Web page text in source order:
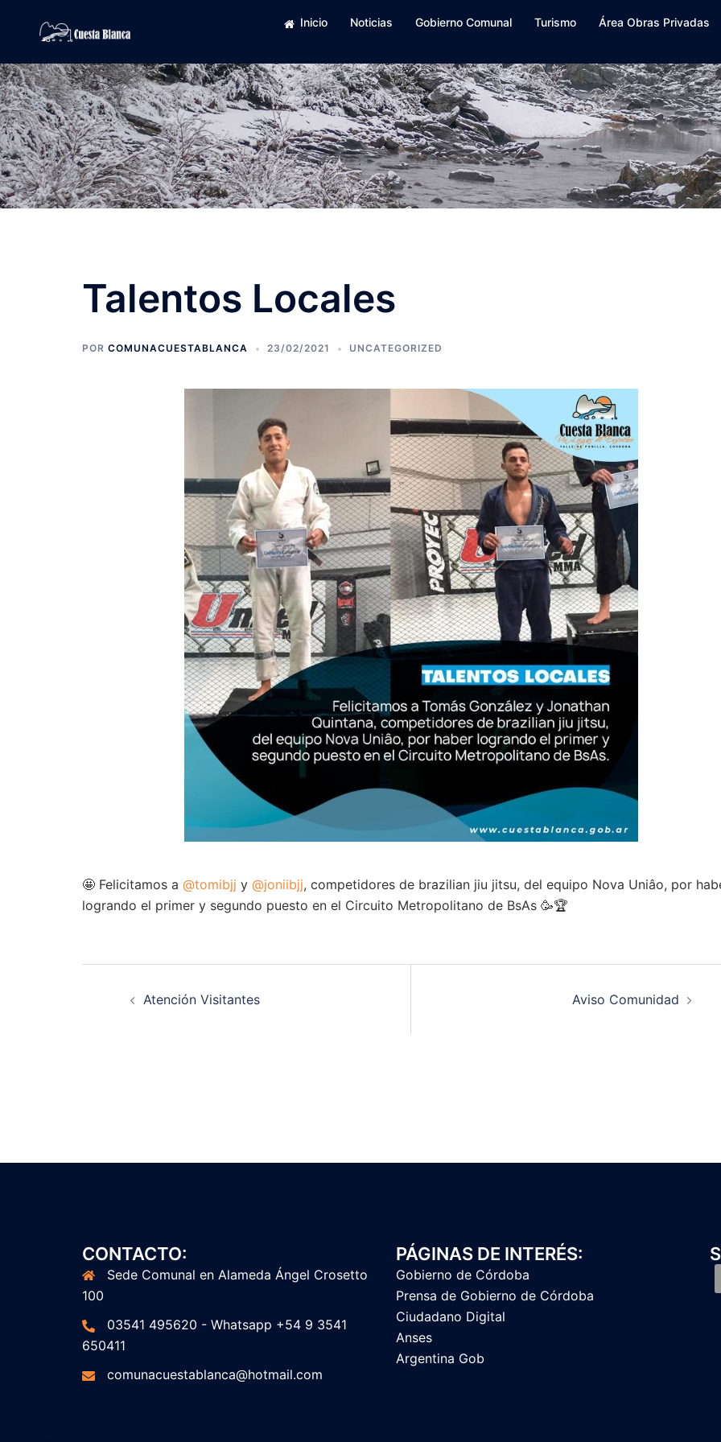
Inicio Noticias Gobierno Comunal Turismo Área Obras Privadas
Talentos Locales
POR COMUNACUESTABLANCA 23/02/2021 UNCATEGORIZED
🤩 Felicitamos a @tomibjj y @joniibjj, competidores de brazilian jiu jitsu, del equipo Nova Uniâo, por
logrando el primer y segundo puesto en el Circuito Metropolitano de BsAs 🥳🏆
Atención Visitantes Aviso Comunidad
CONTACTO:
Sede Comunal en Alameda Ángel Crosetto
100
03541 495620 - Whatsapp +54 9 3541
650411
comunacuestablanca@hotmail.com
PÁGINAS DE INTERÉS:
Gobierno de Córdoba
Prensa de Gobierno de Córdoba
Ciudadano Digital
Anses
Argentina Gob